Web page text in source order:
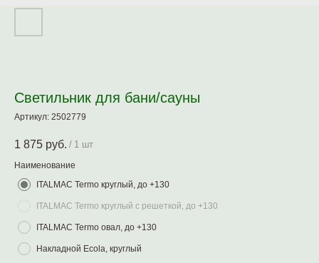
Светильник для бани/сауны
Артикул: 2502779
1 875 руб. / 1 шт
Наименование
ITALMAC Termo круглый, до +130
ITALMAC Termo круглый с решеткой, до +130
ITALMAC Termo овал, до +130
Накладной Ecola, круглый